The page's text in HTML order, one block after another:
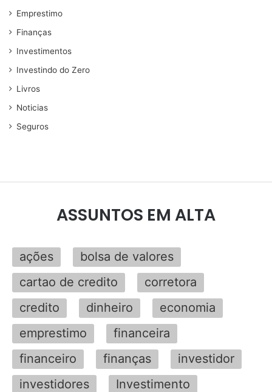
Emprestimo
Finanças
Investimentos
Investindo do Zero
Livros
Noticias
Seguros
ASSUNTOS EM ALTA
ações
bolsa de valores
cartao de credito
corretora
credito
dinheiro
economia
emprestimo
financeira
financeiro
finanças
investidor
investidores
Investimento